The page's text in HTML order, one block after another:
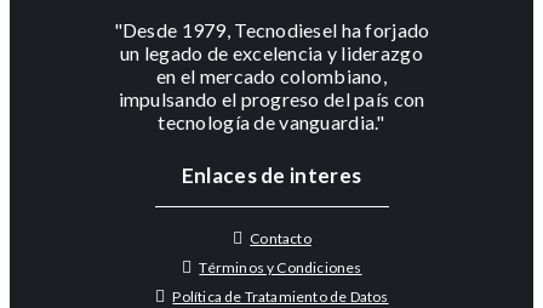
"Desde 1979, Tecnodiesel ha forjado
un legado de excelencia y liderazgo
en el mercado colombiano,
impulsando el progreso del país con
tecnología de vanguardia."
Enlaces de interes
Contacto
Términos y Condiciones
Política de Tratamiento de Datos